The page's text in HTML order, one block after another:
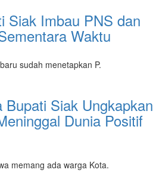
Siak Imbau PNS dan
Waktu
sudah menetapkan P.
Siak Ungkapkan
Dunia Positif
memang ada warga Kota.